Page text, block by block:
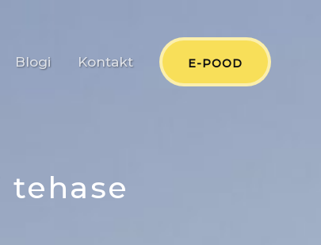
Blogi Kontakt E-POOD
tehase